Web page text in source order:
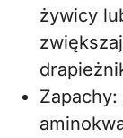
żywicy